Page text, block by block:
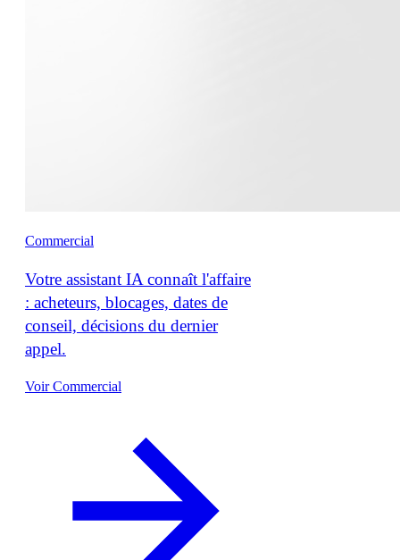
Commercial
Votre assistant IA connaît l'affaire
: acheteurs, blocages, dates de
conseil, décisions du dernier
appel.
Voir Commercial